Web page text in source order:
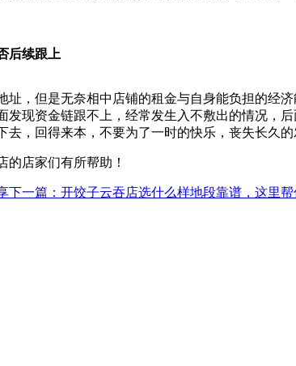
后续跟上
，但是无奈相中店铺的租金与自身能负担的经
现资金链跟不上，经常发生入不敷出的情况，
，回得来本，不要为了一时的快乐，丧失长久的
店家们有所帮助！
下一篇 ：开饺子云吞店选什么样地段靠谱，这里